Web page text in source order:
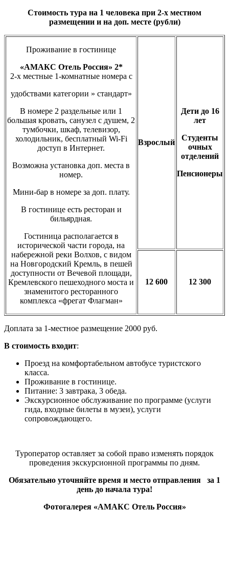
Стоимость тура на 1 человека при 2-х местном
размещении и на доп. месте (рубли)
Проживание в гостинице
«АМАКС Отель Россия» 2*
2-х местные 1-комнатные номера с
удобствами категории » стандарт»
В номере 2 раздельные или 1
большая кровать, санузел с душем, 2
тумбочки, шкаф, телевизор,
холодильник, бесплатный Wi-Fi
доступ в Интернет.
Возможна установка доп. места в
номер.
Мини-бар в номере за доп. плату.
В гостинице есть ресторан и
бильярдная.
Гостиница располагается в
исторической части города, на
набережной реки Волхов, с видом
на Новгородский Кремль, в пешей
доступности от Вечевой площади,
Кремлевского пешеходного моста и
знаменитого ресторанного
комплекса «фрегат Флагман»
Взрослый
Дети до 16
лет
Студенты
очных
отделений
Пенсионеры
12 600 12 300
Доплата за 1-местное размещение 2000 руб.
В стоимость входит:
Проезд на комфортабельном автобусе туристского
класса.
Проживание в гостинице.
Питание: 3 завтрака, 3 обеда.
Экскурсионное обслуживание по программе (услуги
гида, входные билеты в музеи), услуги
сопровождающего.
Туроператор оставляет за собой право изменять порядок
проведения экскурсионной программы по дням.
Обязательно уточняйте время и место отправления за 1
день до начала тура!
Фотогалерея «АМАКС Отель Россия»